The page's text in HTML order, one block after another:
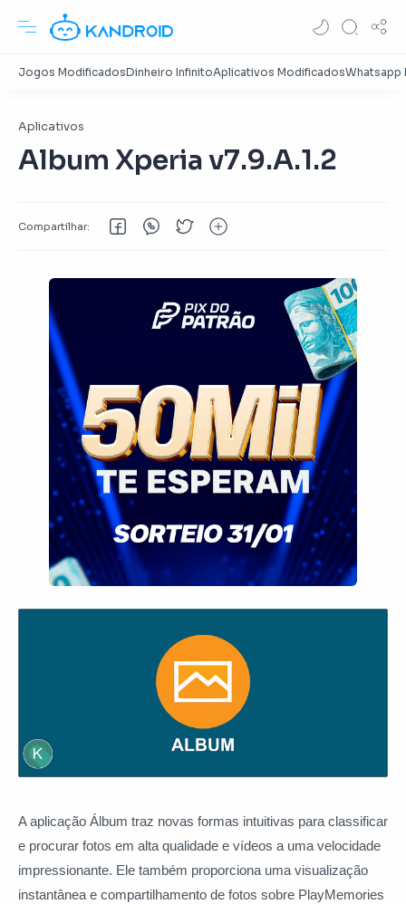
Aplicativos
Album Xperia v7.9.A.1.2
A aplicação Álbum traz novas formas intuitivas para classificar
e procurar fotos em alta qualidade e vídeos a uma velocidade
impressionante. Ele também proporciona uma visualização
instantânea e compartilhamento de fotos sobre PlayMemories